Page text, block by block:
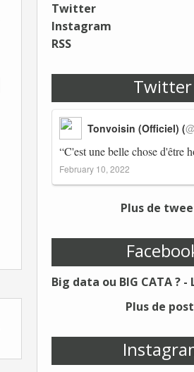
Twitter
Instagram
RSS
Twitter
Tonvoisin (Officiel) (
February 10, 2022
Plus de
Plus de